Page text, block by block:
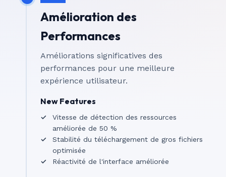
Amélioration des
Performances
Améliorations significatives des
performances pour une meilleure
expérience utilisateur.
New Features
Vitesse de détection des ressources
améliorée de 50 %
Stabilité du téléchargement de gros fichiers
optimisée
Réactivité de l'interface améliorée